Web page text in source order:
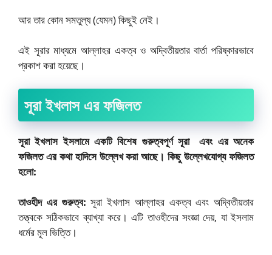
আর তার কোন সমতুল্য (যেমন) কিছুই নেই।
এই সূরার মাধ্যমে আল্লাহর একত্ব ও অদ্বিতীয়তার বার্তা পরিষ্কারভাবে
প্রকাশ করা হয়েছে।
সূরা ইখলাস এর ফজিলত
সূরা ইখলাস ইসলামে একটি বিশেষ গুরুত্বপূর্ণ সূরা এবং এর অনেক
ফজিলত এর কথা হাদিসে উল্লেখ করা আছে। কিছু উল্লেখযোগ্য ফজিলত
হলো:
তাওহীদ এর গুরুত্ব:সূরা ইখলাস আল্লাহর একত্ব এবং অদ্বিতীয়তার
তত্ত্বকে সঠিকভাবে ব্যাখ্যা করে। এটি তাওহীদের সংজ্ঞা দেয়, যা ইসলাম
ধর্মের মূল ভিত্তি।